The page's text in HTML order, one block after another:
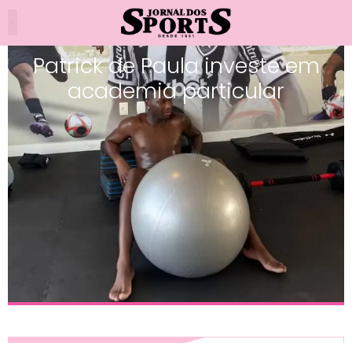
Patrick de Paula investe em
academia particular